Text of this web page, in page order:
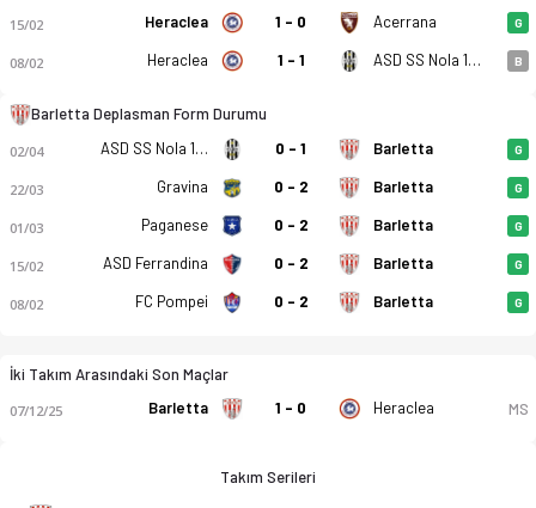
15/02 Heraclea 1 - 0 Acerrana G
08/02 Heraclea 1 - 1 ASD SS Nola 1925 B
Barletta Deplasman Form Durumu
02/04 ASD SS Nola 1925 0 - 1 Barletta G
22/03 Gravina 0 - 2 Barletta G
01/03 Paganese 0 - 2 Barletta G
15/02 ASD Ferrandina 0 - 2 Barletta G
08/02 FC Pompei 0 - 2 Barletta G
İki Takım Arasındaki Son Maçlar
07/12/25 Barletta 1 - 0 Heraclea MS
Takım Serileri